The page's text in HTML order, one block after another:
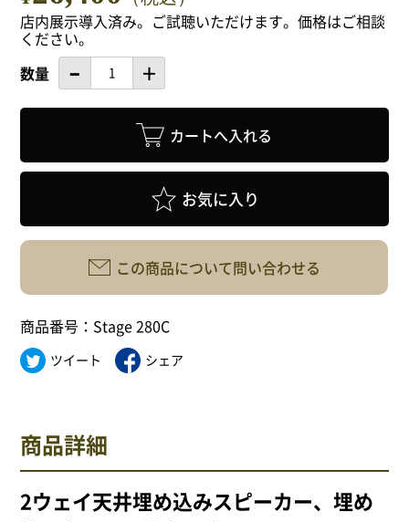
ご利用ガイド
特定商取引法に基づく表記
会員規約
プライバシーポリシー
サイトポリシー
Tel.0568-37-4757
店内展示導入済み。ご試聴いただけます。価格はご相談
ください。
数量
お気に入り
この商品について問い合わせる
商品番号：Stage 280C
ツイート シェア
商品詳細
2ウェイ天井埋め込みスピーカー、埋め